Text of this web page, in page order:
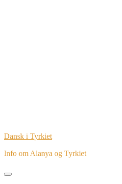
Dansk i Tyrkiet
Info om Alanya og Tyrkiet